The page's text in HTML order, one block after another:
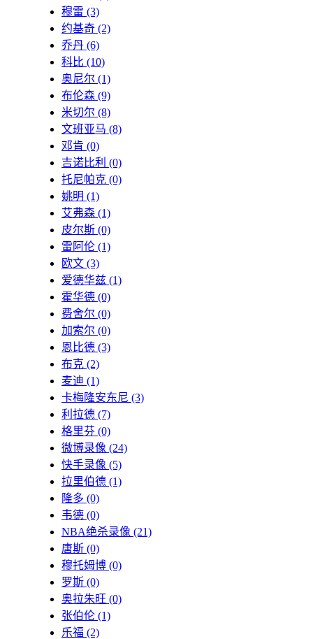
穆雷 (3)
约基奇 (2)
乔丹 (6)
科比 (10)
奥尼尔 (1)
布伦森 (9)
米切尔 (8)
文班亚马 (8)
邓肯 (0)
吉诺比利 (0)
托尼帕克 (0)
姚明 (1)
艾弗森 (1)
皮尔斯 (0)
雷阿伦 (1)
欧文 (3)
爱德华兹 (1)
霍华德 (0)
费舍尔 (0)
加索尔 (0)
恩比德 (3)
布克 (2)
麦迪 (1)
卡梅隆安东尼 (3)
利拉德 (7)
格里芬 (0)
微博录像 (24)
快手录像 (5)
拉里伯德 (1)
隆多 (0)
韦德 (0)
NBA绝杀录像 (21)
唐斯 (0)
穆托姆博 (0)
罗斯 (0)
奥拉朱旺 (0)
张伯伦 (1)
乐福 (2)